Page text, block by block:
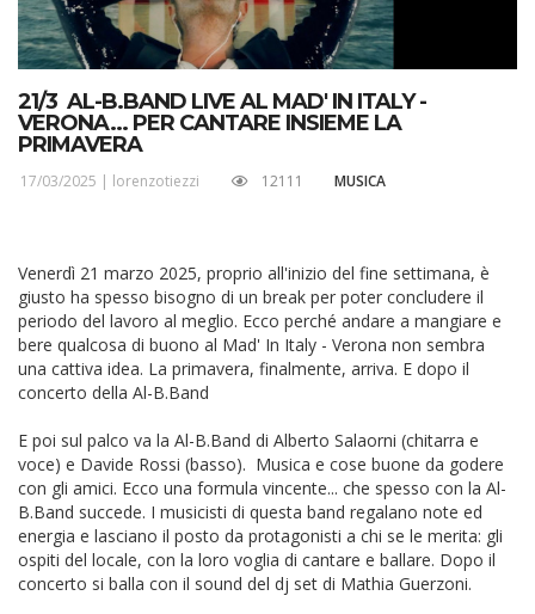
21/3 AL-B.BAND LIVE AL MAD' IN ITALY -
VERONA... PER CANTARE INSIEME LA
PRIMAVERA
17/03/2025 | lorenzotiezzi 12111 MUSICA
Venerdì 21 marzo 2025, proprio all'inizio del fine settimana, è
giusto ha spesso bisogno di un break per poter concludere il
periodo del lavoro al meglio. Ecco perché andare a mangiare e
bere qualcosa di buono al Mad' In Italy - Verona non sembra
una cattiva idea. La primavera, finalmente, arriva. E dopo il
concerto della Al-B.Band
E poi sul palco va la Al-B.Band di Alberto Salaorni (chitarra e
voce) e Davide Rossi (basso). Musica e cose buone da godere
con gli amici. Ecco una formula vincente... che spesso con la Al-
B.Band succede. I musicisti di questa band regalano note ed
energia e lasciano il posto da protagonisti a chi se le merita: gli
ospiti del locale, con la loro voglia di cantare e ballare. Dopo il
concerto si balla con il sound del dj set di Mathia Guerzoni.